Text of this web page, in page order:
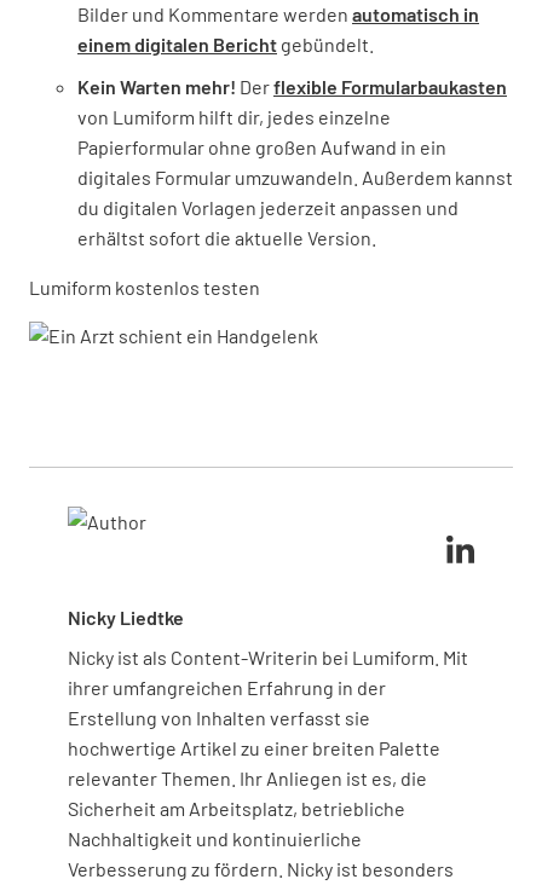
Bilder und Kommentare werden automatisch in
einem digitalen Bericht gebündelt.
Kein Warten mehr! Derflexible Formularbaukasten
von Lumiform hilft dir, jedes einzelne
Papierformular ohne großen Aufwand in ein
digitales Formular umzuwandeln. Außerdem kannst
du digitalen Vorlagen jederzeit anpassen und
erhältst sofort die aktuelle Version.
Lumiform kostenlos testen
Nicky Liedtke
Nicky ist als Content-Writerin bei Lumiform. Mit
ihrer umfangreichen Erfahrung in der
Erstellung von Inhalten verfasst sie
hochwertige Artikel zu einer breiten Palette
relevanter Themen. Ihr Anliegen ist es, die
Sicherheit am Arbeitsplatz, betriebliche
Nachhaltigkeit und kontinuierliche
Verbesserung zu fördern. Nicky ist besonders